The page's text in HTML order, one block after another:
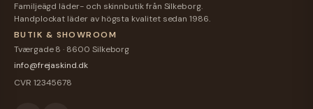
Familjeägd läder- och skinnbutik från Silkeborg.
Handplockat läder av högsta kvalitet sedan 1986.
BUTIK & SHOWROOM
Tværgade 8 · 8600 Silkeborg
info@frejaskind.dk
CVR 12345678